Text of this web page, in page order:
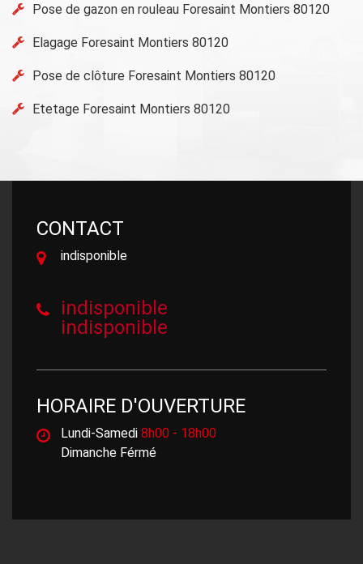
Pose de gazon en rouleau Foresaint Montiers 80120
Elagage Foresaint Montiers 80120
Pose de clôture Foresaint Montiers 80120
Etetage Foresaint Montiers 80120
CONTACT
indisponible
indisponible
indisponible
HORAIRE D'OUVERTURE
Lundi-Samedi 8h00 - 18h00
Dimanche Férmé